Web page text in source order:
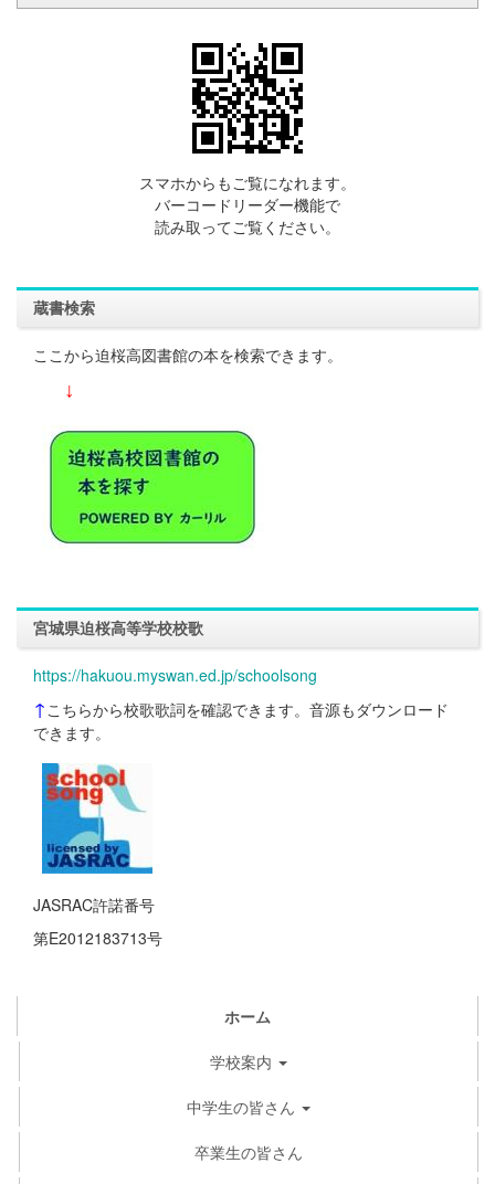
スマホからもご覧になれます。
バーコードリーダー機能で
読み取ってご覧ください。
蔵書検索
ここから迫桜高図書館の本を検索できます。
↓
宮城県迫桜高等学校校歌
https://hakuou.myswan.ed.jp/schoolsong
↑ こちらから校歌歌詞を確認できます。音源もダウンロード
できます。
JASRAC許諾番号
第E2012183713号
ホーム
学校案内
中学生の皆さん
卒業生の皆さん